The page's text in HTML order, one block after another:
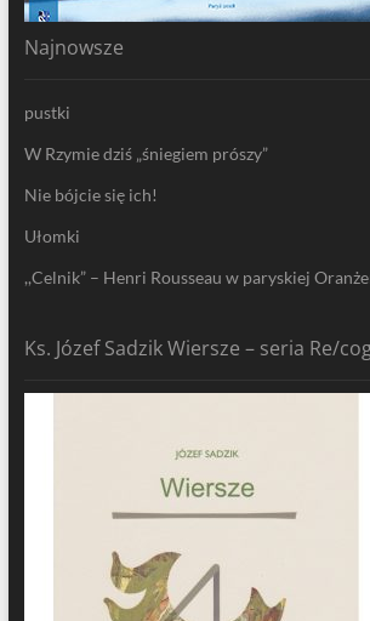
Najnowsze
pustki
W Rzymie dziś „śniegiem prószy”
Nie bójcie się ich!
Ułomki
,,Celnik” – Henri Rousseau w paryskiej
Ks. Józef Sadzik Wiersze – seria Re/